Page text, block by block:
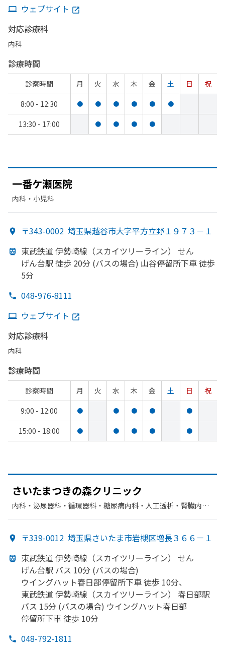
ウェブサイト
対応診療科
内科
診療時間
診察時間 月 火 水 木 金 土 日
祝
8:00 - 12:30
● ● ● ● ● ●
13:30 - 17:00 ● ● ● ●
一番ケ瀬医院
内科・​小児科
〒343-0002 埼玉県越谷市大字平方立野１９７３－１
東武鉄道 伊勢崎線 （スカイツリーライン）
せん
げん台駅 徒歩 20分 (バスの場合) 山谷停留所下車 徒歩
5分
048-976-8111
ウェブサイト
対応診療科
内科
診療時間
診察時間 月 火 水 木 金 土 日
祝
9:00 - 12:00
● ● ● ● ●
15:00 - 18:00 ● ● ● ● ●
さいたまつきの森クリニック
内科・​泌尿器科・​循環器科・​糖尿病内科・​人工透析・​腎臓内
〒339-0012 埼玉県さいたま市岩槻区増長３６６－１
東武鉄道 伊勢崎線 （スカイツリーライン）
せん
げん台駅 バス 10分 (バスの場合)
ウイングハット春日部停留所下車 徒歩 10分、
東武鉄道 伊勢崎線 （スカイツリーライン） 春日部駅
バス 15分 (バスの場合) ウイングハット春日部
停留所下車 徒歩 10分
048-792-1811